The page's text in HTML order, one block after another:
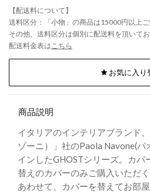
【配送料について】
送料区分：「小物」の商品は15000円以上
その他、送料区分は個別に配送料を頂いてお
配送料金表は こちら
お気に入り
商品説明
イタリアのインテリアブランド
ゾーニ）」社のPaola Navone(
インしたGHOSTシリーズ。カバ
替えのカバーのみご購入いただ
あわせて、カバーを替えてお部